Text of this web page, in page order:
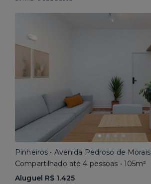
Pinheiros • Avenida Pedroso de Morais
Compartilhado até 4 pessoas • 105m²
Aluguel R$ 1.425